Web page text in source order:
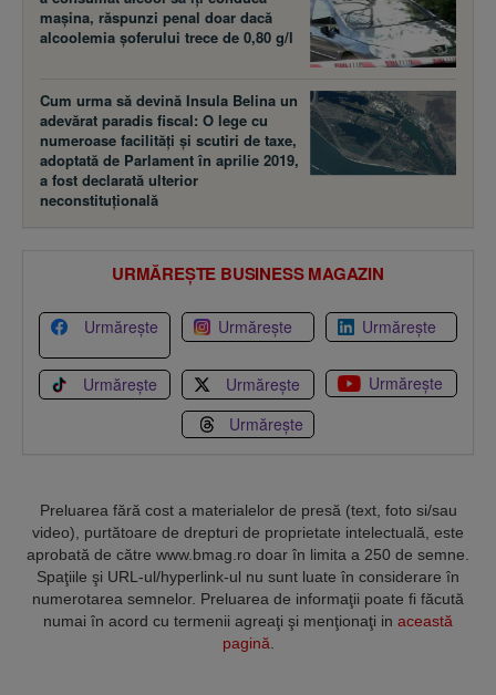
Cum urma să devină Insula Belina un
numeroase facilităţi şi scutiri de taxe,
adoptată de Parlament în aprilie 2019,
a fost declarată ulterior
neconstituţională
Urmărește Urmărește Urmărește
Urmărește Urmărește
Urmărește
Urmărește
aprobată de către www.bmag.ro doar în limita a 250 de semne.
Spaţiile şi URL-ul/hyperlink-ul nu sunt luate în considerare în
numerotarea semnelor. Preluarea de informaţii poate fi făcută
numai în acord cu termenii agreaţi şi menţionaţi inaceastă
pagină .